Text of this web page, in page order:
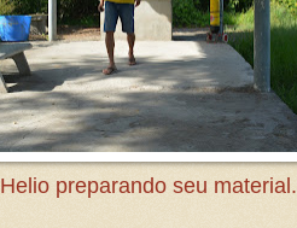
Helio preparando seu material.